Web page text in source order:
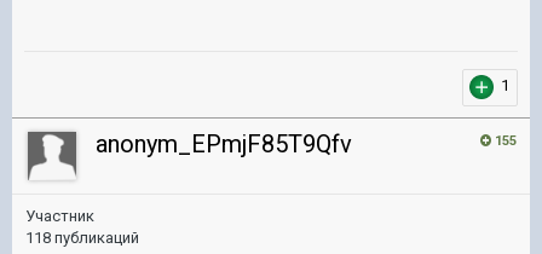
1
155
anonym_EPmjF85T9Qfv
Участник
118 публикаций